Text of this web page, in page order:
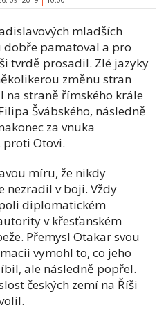
mladších
dobře pamatoval a pro
tvrdě prosadil. Zlé jazyky
změnu stran
na straně římského krále
Švábského, následně
za vnuka
proti Otovi.
míru, že nikdy
nezradil v boji. Vždy
diplomatickém
v křesťanském
Přemysl Otakar svou
vymohl to, co jeho
ale následně popřel.
českých zemí na Říši